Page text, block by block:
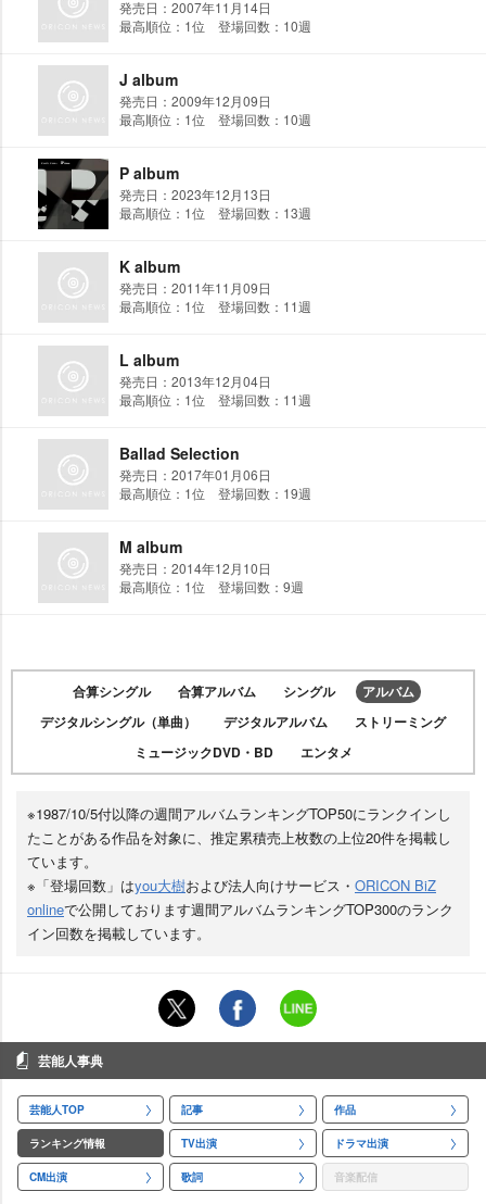
発売日：2007年11月14日
最高順位：1位 登場回数：10週
J album
発売日：2009年12月09日
最高順位：1位 登場回数：10週
P album
発売日：2023年12月13日
最高順位：1位 登場回数：13週
K album
発売日：2011年11月09日
最高順位：1位 登場回数：11週
L album
発売日：2013年12月04日
最高順位：1位 登場回数：11週
Ballad Selection
発売日：2017年01月06日
最高順位：1位 登場回数：19週
M album
発売日：2014年12月10日
最高順位：1位 登場回数：9週
合算シングル 合算アルバム シングル
アルバム
デジタルシングル（単曲）
デジタルアルバム
ストリーミング
ミュージックDVD・BD
エンタメ
※1987/10/5付以降の週間アルバムランキングTOP50にランクインし
たことがある作品を対象に、推定累積売上枚数の上位20件を掲載し
ています。
※「登場回数」はyou大樹および法人向けサービス・ ORICON BiZ
onlineで公開しております週間アルバムランキングTOP300のランク
イン回数を掲載しています。
芸能人事典
芸能人TOP 記事 作品
ランキング情報 TV出演 ドラマ出演
CM出演 歌詞 音楽配信